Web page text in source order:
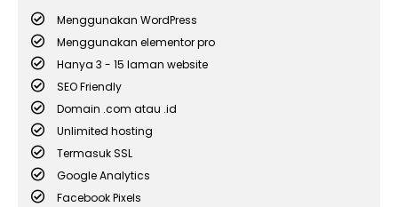
Menggunakan WordPress
Menggunakan elementor pro
Hanya 3 - 15 laman website
SEO Friendly
Domain .com atau .id
Unlimited hosting
Termasuk SSL
Google Analytics
Facebook Pixels